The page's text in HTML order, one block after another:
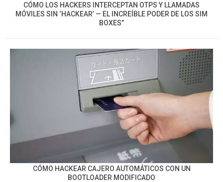
CÓMO LOS HACKERS INTERCEPTAN OTPS Y LLAMADAS
MÓVILES SIN ‘HACKEAR’ — EL INCREÍBLE PODER DE LOS SIM
BOXES”
CÓMO HACKEAR CAJERO AUTOMÁTICOS CON UN
BOOTLOADER MODIFICADO